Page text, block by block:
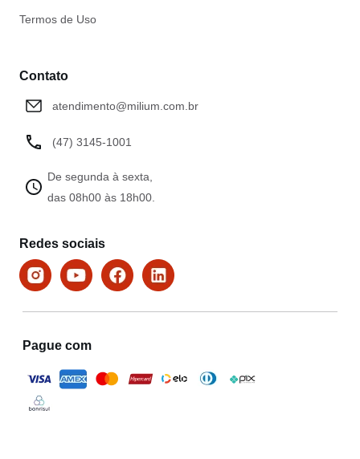
Termos de Uso
Contato
atendimento@milium.com.br
(47) 3145-1001
De segunda à sexta,
das 08h00 às 18h00.
Redes sociais
Pague com